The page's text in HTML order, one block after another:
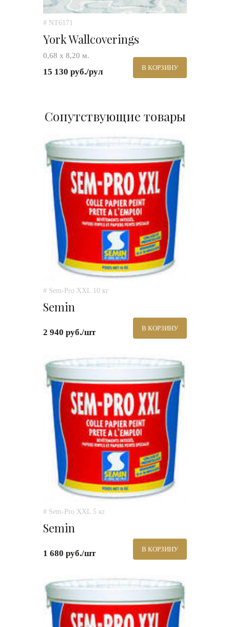
# NT6171
York Wallcoverings
0,68 х 8,20 м.
15 130 руб./рул В КОРЗИНУ
Сопутствующие товары
# Sem-Pro XXL 10 кг
Semin
2 940 руб./шт В КОРЗИНУ
# Sem-Pro XXL 5 кг.
Semin
1 680 руб./шт В КОРЗИНУ